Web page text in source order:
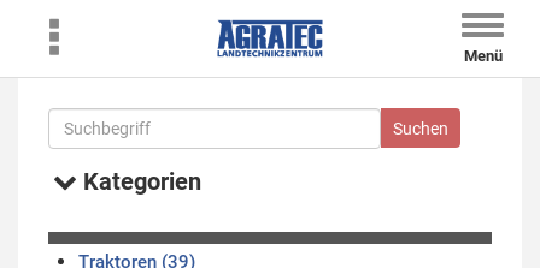
Toggle
Menü
Kategorien
Traktoren (39)